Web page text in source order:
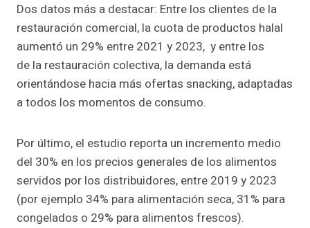
Dos datos más a destacar: Entre los clientes de la
restauración comercial, la cuota de productos halal
aumentó un 29% entre 2021 y 2023, y entre los
de la restauración colectiva, la demanda está
orientándose hacia más ofertas snacking, adaptadas
a todos los momentos de consumo.
Por último, el estudio reporta un incremento medio
del 30% en los precios generales de los alimentos
servidos por los distribuidores, entre 2019 y 2023
(por ejemplo 34% para alimentación seca, 31% para
congelados o 29% para alimentos frescos).